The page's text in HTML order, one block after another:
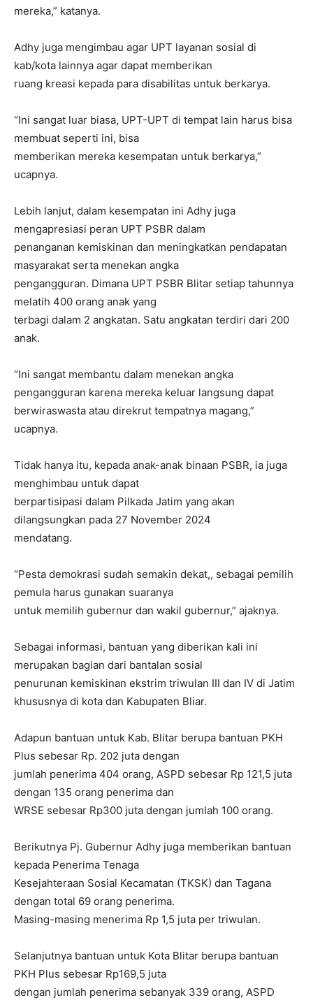
mereka,” katanya.
Adhy juga mengimbau agar UPT layanan sosial di
kab/kota lainnya agar dapat memberikan
ruang kreasi kepada para disabilitas untuk berkarya.
“Ini sangat luar biasa, UPT-UPT di tempat lain harus bisa
membuat seperti ini, bisa
memberikan mereka kesempatan untuk berkarya,”
ucapnya.
Lebih lanjut, dalam kesempatan ini Adhy juga
mengapresiasi peran UPT PSBR dalam
penanganan kemiskinan dan meningkatkan pendapatan
masyarakat serta menekan angka
pengangguran. Dimana UPT PSBR Blitar setiap tahunnya
melatih 400 orang anak yang
terbagi dalam 2 angkatan. Satu angkatan terdiri dari 200
anak.
“Ini sangat membantu dalam menekan angka
pengangguran karena mereka keluar langsung dapat
berwiraswasta atau direkrut tempatnya magang,”
ucapnya.
Tidak hanya itu, kepada anak-anak binaan PSBR, ia juga
menghimbau untuk dapat
berpartisipasi dalam Pilkada Jatim yang akan
dilangsungkan pada 27 November 2024
mendatang.
“Pesta demokrasi sudah semakin dekat,, sebagai pemilih
pemula harus gunakan suaranya
untuk memilih gubernur dan wakil gubernur,” ajaknya.
Sebagai informasi, bantuan yang diberikan kali ini
merupakan bagian dari bantalan sosial
penurunan kemiskinan ekstrim triwulan III dan IV di Jatim
khususnya di kota dan Kabupaten Bliar.
Adapun bantuan untuk Kab. Blitar berupa bantuan PKH
Plus sebesar Rp. 202 juta dengan
jumlah penerima 404 orang, ASPD sebesar Rp 121,5 juta
dengan 135 orang penerima dan
WRSE sebesar Rp300 juta dengan jumlah 100 orang.
Berikutnya Pj. Gubernur Adhy juga memberikan bantuan
kepada Penerima Tenaga
Kesejahteraan Sosial Kecamatan (TKSK) dan Tagana
dengan total 69 orang penerima.
Masing-masing menerima Rp 1,5 juta per triwulan.
Selanjutnya bantuan untuk Kota Blitar berupa bantuan
PKH Plus sebesar Rp169,5 juta
dengan jumlah penerima sebanyak 339 orang, ASPD